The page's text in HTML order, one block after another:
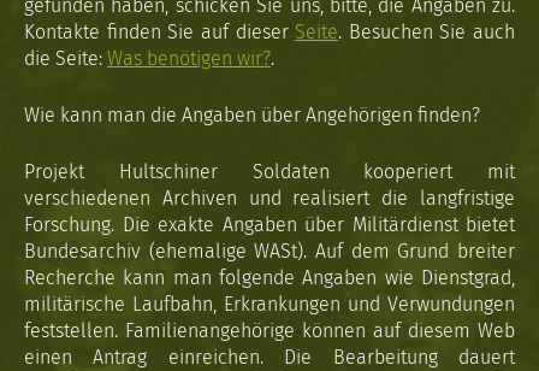
gefunden haben, schicken Sie uns, bitte, die Angaben zu.
Kontakte finden Sie auf dieser Seite. Besuchen Sie auch
die Seite: Was benötigen wir?.
Wie kann man die Angaben über Angehörigen finden?
Projekt Hultschiner Soldaten kooperiert mit
verschiedenen Archiven und realisiert die langfristige
Forschung. Die exakte Angaben über Militärdienst bietet
Bundesarchiv (ehemalige WASt). Auf dem Grund breiter
Recherche kann man folgende Angaben wie Dienstgrad,
militärische Laufbahn, Erkrankungen und Verwundungen
feststellen. Familienangehörige können auf diesem Web
einen Antrag einreichen. Die Bearbeitung dauert